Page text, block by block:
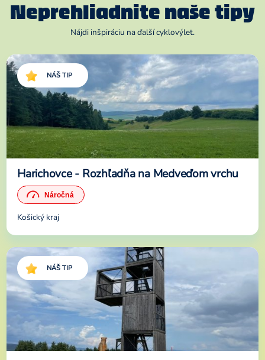
Neprehliadnite naše tipy
Nájdi inšpiráciu na ďalší cyklovýlet.
NÁŠ TIP
Harichovce - Rozhľadňa na Medveďom vrchu
Košický kraj
NÁŠ TIP